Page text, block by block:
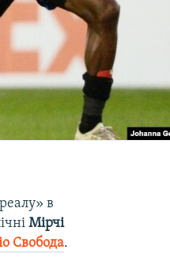
в
Мірчі
Свобода.